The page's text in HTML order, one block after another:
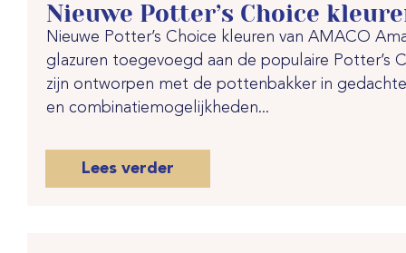
Nieuwe Potter’s Choice
Nieuwe Potter’s Choice kleuren van AMACO
glazuren toegevoegd aan de populaire Potter’s
zijn ontworpen met de pottenbakker in
en combinatiemogelijkheden...
Lees verder